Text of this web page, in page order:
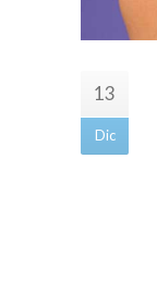
13
Dic